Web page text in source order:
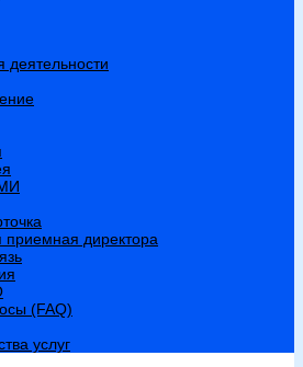
деятельности
приемная директора
(FAQ)
услуг